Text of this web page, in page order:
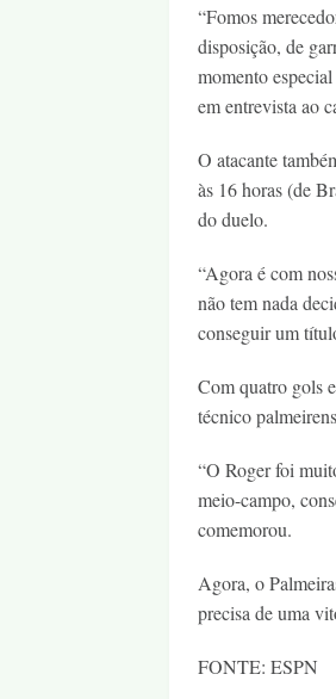
“Fomos
disposição, de
momento
em entrevista ao
O atacante
às 16 horas (de
do duelo.
“Agora é com
não tem nada
conseguir um
Com quatro gols
técnico
“O Roger foi
meio-campo,
comemorou.
Agora, o
precisa de uma
FONTE: ESPN